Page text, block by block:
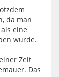
da man
eine
wurde.
Zeit
Das